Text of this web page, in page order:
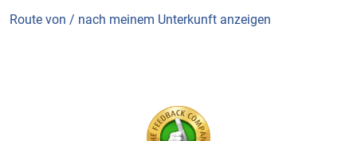
Route von / nach meinem Unterkunft anzeigen